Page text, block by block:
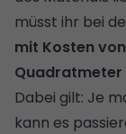
müsst ihr bei
mit Kosten
Quadratmeter
Dabei gilt: Je
kann es